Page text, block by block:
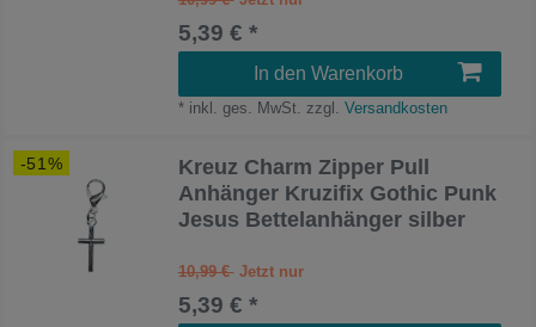
5,39 € *
In den Warenkorb
* inkl. ges. MwSt. zzgl. Versandkosten
-51%
Kreuz Charm Zipper Pull
Anhänger Kruzifix Gothic Punk
Jesus Bettelanhänger silber
10,99 €
5,39 € *